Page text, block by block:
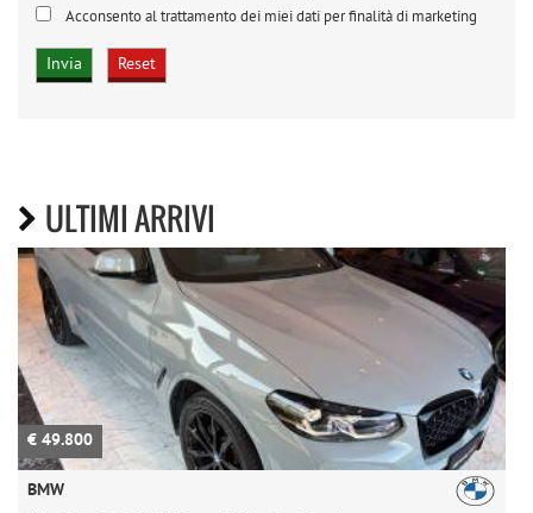
Acconsento al trattamento dei miei dati per finalità di marketing
ULTIMI ARRIVI
€ 49.800
BMW